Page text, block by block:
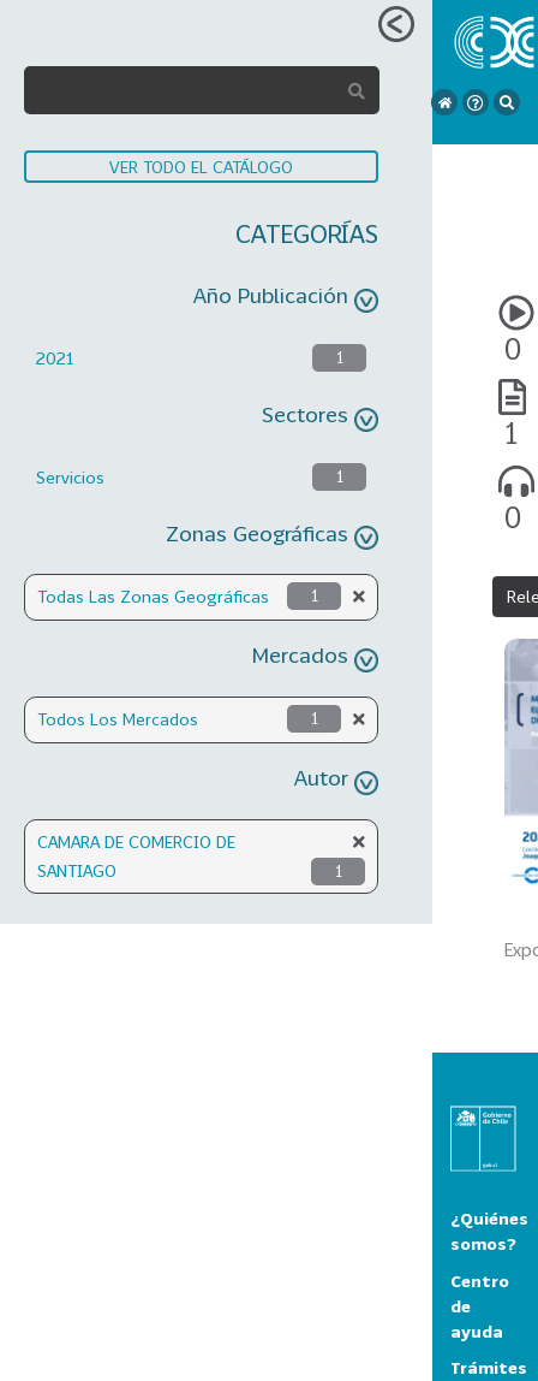
VER TODO EL CATÁLOGO
CATEGORÍAS
Año Publicación
2021 1
Sectores
Servicios 1
Zonas Geográficas
Todas Las Zonas Geográficas 1
Mercados
Todos Los Mercados 1
Autor
CAMARA DE COMERCIO DE
SANTIAGO
1
0
1
0
¿Quiénes
somos?
Centro
de
ayuda
Trámites